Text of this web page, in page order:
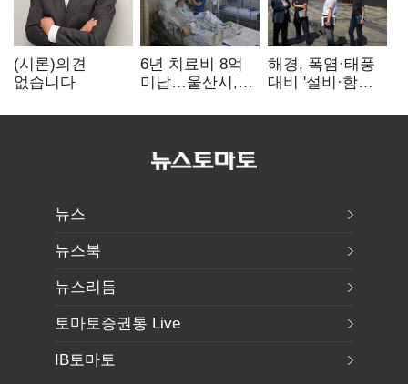
(시론)의견
없습니다
6년 치료비 8억
미납…울산시,
대응 매뉴얼
해경, 폭염·태풍
대비 '설비·함정'
뉴스
뉴스북
뉴스리듬
토마토증권통 Live
IB토마토